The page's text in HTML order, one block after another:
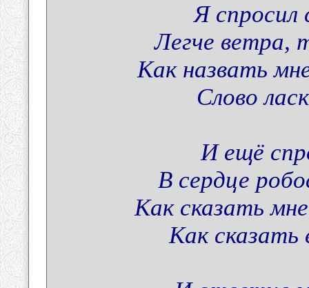
Я спросил
Легче ветра,
Как назвать
Слово
И ещё
В сердце
Как сказать
Как сказать